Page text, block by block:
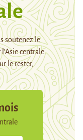
soutenez le
centrale.
le rester,